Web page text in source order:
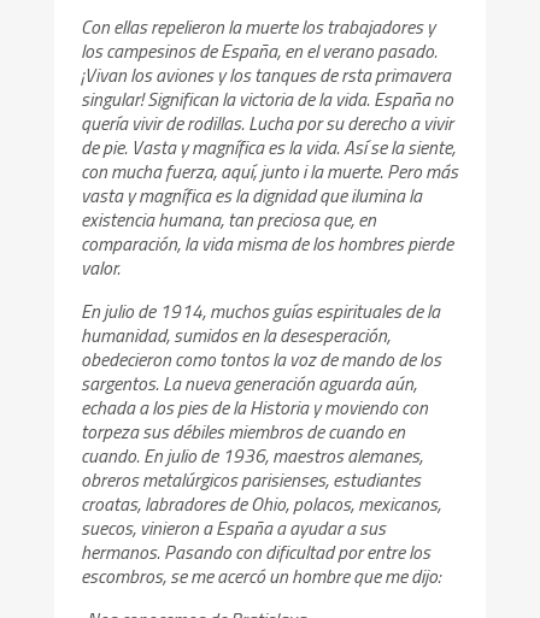
Con ellas repelieron la muerte los trabajadores y
los campesinos de España, en el verano pasado.
¡Vivan los aviones y los tanques de rsta primavera
singular! Significan la victoria de la vida. España no
quería vivir de rodillas. Lucha por su derecho a vivir
de pie. Vasta y magnífica es la vida. Así se la siente,
con mucha fuerza, aquí, junto i la muerte. Pero más
vasta y magnífica es la dignidad que ilumina la
existencia humana, tan preciosa que, en
comparación, la vida misma de los hombres pierde
valor.
En julio de 1914, muchos guías espirituales de la
humanidad, sumidos en la desesperación,
obedecieron como tontos la voz de mando de los
sargentos. La nueva generación aguarda aún,
echada a los pies de la Historia y moviendo con
torpeza sus débiles miembros de cuando en
cuando. En julio de 1936, maestros alemanes,
obreros metalúrgicos parisienses, estudiantes
croatas, labradores de Ohio, polacos, mexicanos,
suecos, vinieron a España a ayudar a sus
hermanos. Pasando con dificultad por entre los
escombros, se me acercó un hombre que me dijo: